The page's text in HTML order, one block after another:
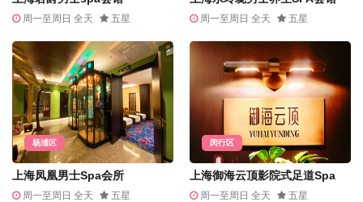
周一至周日 全天 五星 周一至周日 全天 五星
杨浦区
上海凤凰男士Spa会所
周一至周日 全天 五星
闵行区
上海御海云顶影院式足道Spa
周一至周日 全天 五星